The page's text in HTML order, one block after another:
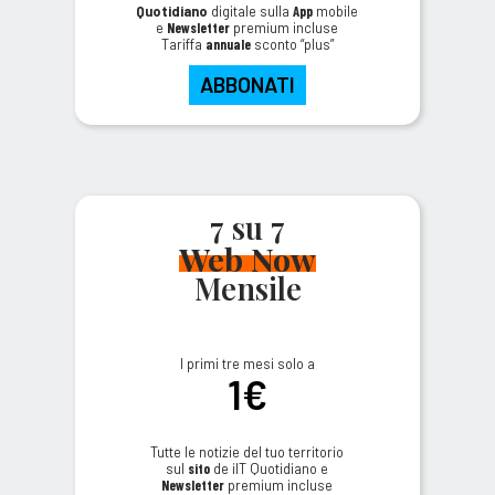
Quotidiano digitale sullaApp mobile
e Newsletter premium incluse
Tariffa annualesconto “plus”
ABBONATI
7 su 7
Web Now
Mensile
I primi tre mesi solo a
1€
Tutte le notizie del tuo territorio
sul sito de ilT Quotidiano e
Newsletter premium incluse